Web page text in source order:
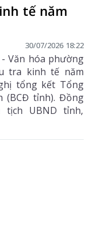
tế năm
30/07/2026 18:22
Văn hóa phường
tra kinh tế năm
tổng kết Tổng
(BCĐ tỉnh). Đồng
tịch UBND tỉnh,